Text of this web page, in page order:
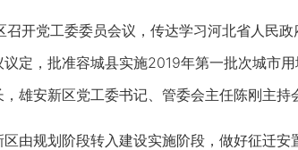
党工委委员会议，传达学习河北省人民政
定，批准容城县实施2019年第一批次城市
雄安新区党工委书记、管委会主任陈刚主持
规划阶段转入建设实施阶段，做好征迁安